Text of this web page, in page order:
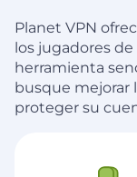
Planet VPN
los jugadores
herramienta
busque mejorar
proteger su